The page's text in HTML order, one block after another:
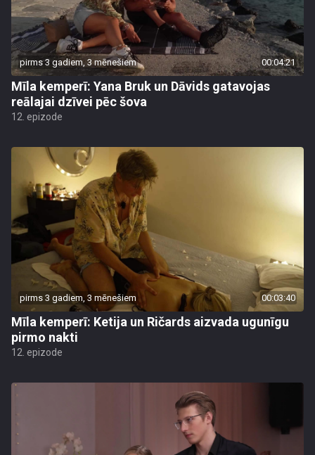
pirms 3 gadiem, 3 mēnešiem 00:04:21
Mīla kemperī: Yana Bruk un Dāvids gatavojas
reālajai dzīvei pēc šova
12. epizode
pirms 3 gadiem, 3 mēnešiem 00:03:40
Mīla kemperī: Ketija un Ričards aizvada ugunīgu
pirmo nakti
12. epizode